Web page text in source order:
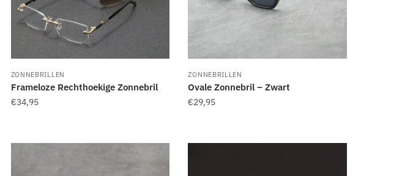
ZONNEBRILLEN
Frameloze Rechthoekige Zonnebril
€34,95
product
ZONNEBRILLEN
Ovale Zonnebril – Zwart
€29,95
product